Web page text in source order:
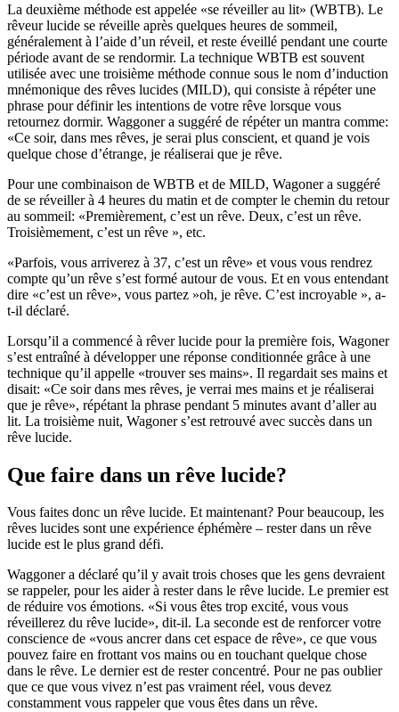
La deuxième méthode est appelée «se réveiller au lit» (WBTB). Le
rêveur lucide se réveille après quelques heures de sommeil,
généralement à l’aide d’un réveil, et reste éveillé pendant une courte
période avant de se rendormir. La technique WBTB est souvent
utilisée avec une troisième méthode connue sous le nom d’induction
mnémonique des rêves lucides (MILD), qui consiste à répéter une
phrase pour définir les intentions de votre rêve lorsque vous
retournez dormir. Waggoner a suggéré de répéter un mantra comme:
«Ce soir, dans mes rêves, je serai plus conscient, et quand je vois
quelque chose d’étrange, je réaliserai que je rêve.
Pour une combinaison de WBTB et de MILD, Wagoner a suggéré
de se réveiller à 4 heures du matin et de compter le chemin du retour
au sommeil: «Premièrement, c’est un rêve. Deux, c’est un rêve.
Troisièmement, c’est un rêve », etc.
«Parfois, vous arriverez à 37, c’est un rêve» et vous vous rendrez
compte qu’un rêve s’est formé autour de vous. Et en vous entendant
dire «c’est un rêve», vous partez »oh, je rêve. C’est incroyable », a-
t-il déclaré.
Lorsqu’il a commencé à rêver lucide pour la première fois, Wagoner
s’est entraîné à développer une réponse conditionnée grâce à une
technique qu’il appelle «trouver ses mains». Il regardait ses mains et
disait: «Ce soir dans mes rêves, je verrai mes mains et je réaliserai
que je rêve», répétant la phrase pendant 5 minutes avant d’aller au
lit. La troisième nuit, Wagoner s’est retrouvé avec succès dans un
rêve lucide.
Que faire dans un rêve lucide?
Vous faites donc un rêve lucide. Et maintenant? Pour beaucoup, les
rêves lucides sont une expérience éphémère – rester dans un rêve
lucide est le plus grand défi.
Waggoner a déclaré qu’il y avait trois choses que les gens devraient
se rappeler, pour les aider à rester dans le rêve lucide. Le premier est
de réduire vos émotions. «Si vous êtes trop excité, vous vous
réveillerez du rêve lucide», dit-il. La seconde est de renforcer votre
conscience de «vous ancrer dans cet espace de rêve», ce que vous
pouvez faire en frottant vos mains ou en touchant quelque chose
dans le rêve. Le dernier est de rester concentré. Pour ne pas oublier
que ce que vous vivez n’est pas vraiment réel, vous devez
constamment vous rappeler que vous êtes dans un rêve.